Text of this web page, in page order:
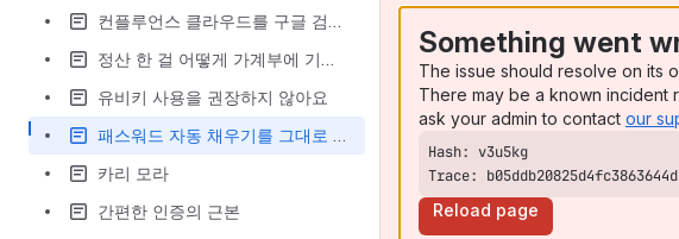
컨플루언스 클라우드를 구글 검색에 노출시키기
정산 한 걸 어떻게 가계부에 기록할까
유비키 사용을 권장하지 않아요
패스워드 자동 채우기를 그대로 사용하세요
카리 모라
간편한 인증의 근본
Something went
The issue should resolve on its
There may be a known
ask your admin to contact our
Trace:
Reload page